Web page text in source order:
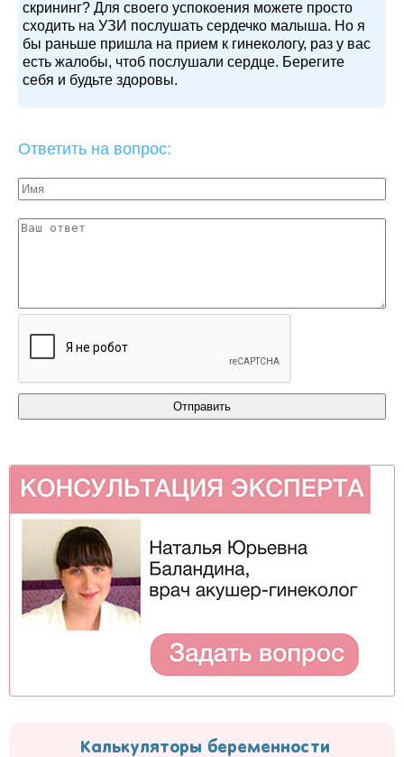
скрининг? Для своего успокоения можете просто
сходить на УЗИ послушать сердечко малыша. Но я
бы раньше пришла на прием к гинекологу, раз у вас
есть жалобы, чтоб послушали сердце. Берегите
себя и будьте здоровы.
Ответить на вопрос:
Калькуляторы беременности